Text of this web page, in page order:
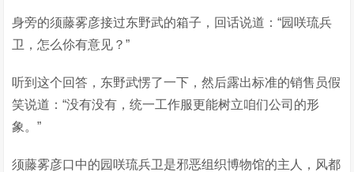
身旁的须藤雾彦接过东野武的箱子，回话说道：“园咲琉兵
卫，怎么伱有意见？”
听到这个回答，东野武愣了一下，然后露出标准的销售员假
笑说道：“没有没有，统一工作服更能树立咱们公司的形
象。”
须藤雾彦口中的园咲琉兵卫是邪恶组织博物馆的主人，风都